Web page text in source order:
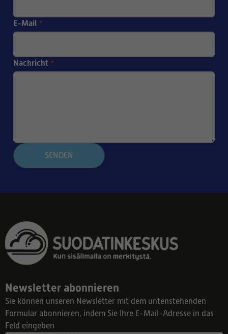
E-Mail *
Nachricht *
SENDEN
Newsletter abonnieren
Sie können unseren Newsletter mit dem untenstehenden
Formular abonnieren, indem Sie Ihre E-Mail-Adresse in das
Feld eingeben